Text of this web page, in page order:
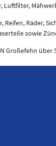
Luftfilter,
Reifen, Räder,
sowie
Großefehn über